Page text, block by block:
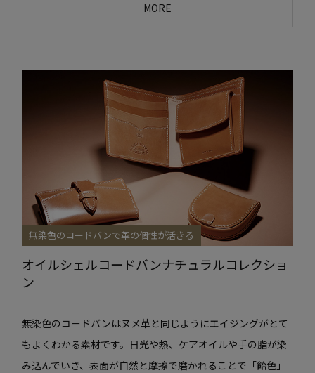
MORE
オイルシェルコードバンナチュラルコレクショ
ン
無染色のコードバンで革の個性が活きる
無染色のコードバンはヌメ革と同じようにエイジングがとて
もよくわかる素材です。日光や熱、ケアオイルや手の脂が染
み込んでいき、表面が自然と摩擦で磨かれることで「飴色」